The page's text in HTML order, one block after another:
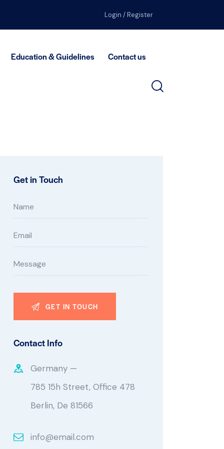
Login / Register
Education & Guidelines Contact us
Get in Touch
Contact Info
Germany —
785 15h Street, Office 478
Berlin, De 81566
info@email.com